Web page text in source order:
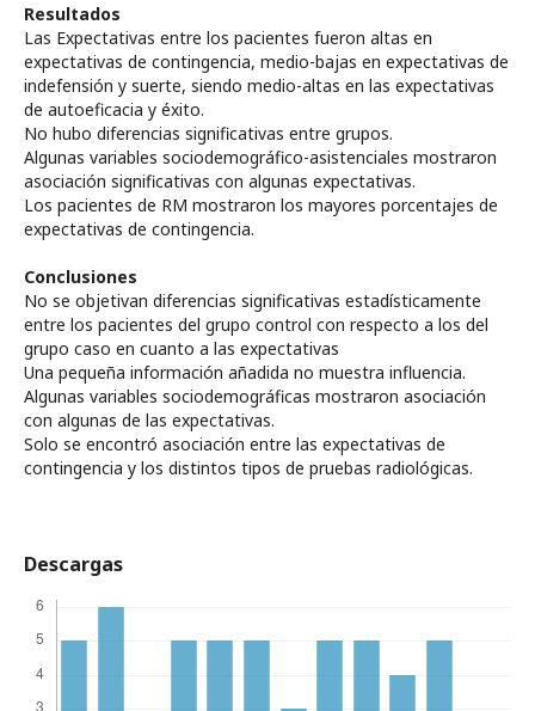
Resultados
Las Expectativas entre los pacientes fueron altas en
expectativas de contingencia, medio-bajas en expectativas de
indefensión y suerte, siendo medio-altas en las expectativas
de autoeficacia y éxito.
No hubo diferencias significativas entre grupos.
Algunas variables sociodemográfico-asistenciales mostraron
asociación significativas con algunas expectativas.
Los pacientes de RM mostraron los mayores porcentajes de
expectativas de contingencia.
Conclusiones
No se objetivan diferencias significativas estadísticamente
entre los pacientes del grupo control con respecto a los del
grupo caso en cuanto a las expectativas
Una pequeña información añadida no muestra influencia.
Algunas variables sociodemográficas mostraron asociación
con algunas de las expectativas.
Solo se encontró asociación entre las expectativas de
contingencia y los distintos tipos de pruebas radiológicas.
Descargas